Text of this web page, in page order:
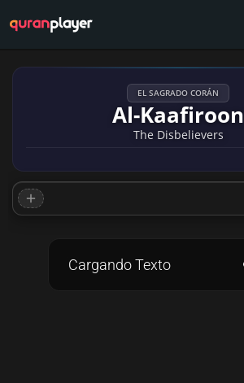
EL SAGRADO CORÁN
Al-Kaafiroon
The Disbelievers
Cargando Texto